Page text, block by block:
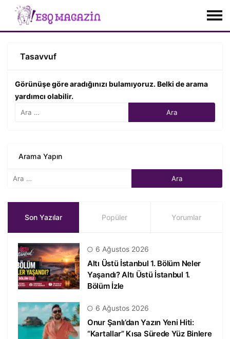
Tasavvuf
Görünüşe göre aradığınızı bulamıyoruz. Belki de arama
yardımcı olabilir.
Arama Yapın
Son Yazılar Popüler Yorumlar
6 Ağustos 2026
Altı Üstü İstanbul 1. Bölüm Neler
Yaşandı? Altı Üstü İstanbul 1.
Bölüm İzle
6 Ağustos 2026
Onur Şanlı’dan Yazın Yeni Hiti:
“Kartallar” Kısa Sürede Yüz Binlere